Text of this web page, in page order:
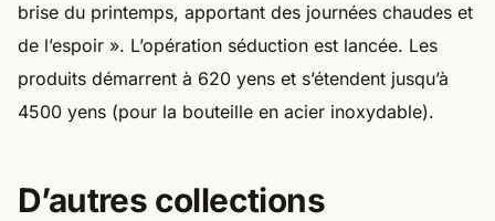
brise du printemps, apportant des journées chaudes et
de l’espoir ». L’opération séduction est lancée. Les
produits démarrent à 620 yens et s’étendent jusqu’à
4500 yens (pour la bouteille en acier inoxydable).
D’autres collections